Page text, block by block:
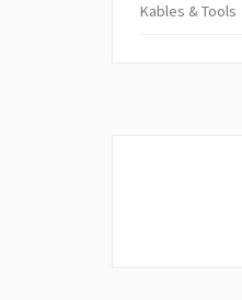
Kables & Tools